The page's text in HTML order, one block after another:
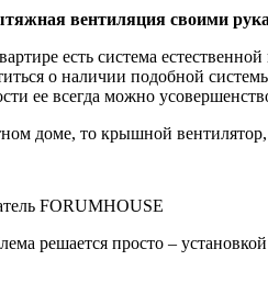
вентиляция своими
есть система
о наличии подобной
ее всегда можно
доме, то крышной
FORUMHOUSE
решается просто –